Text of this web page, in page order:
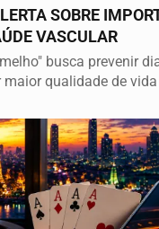
SOBRE
VASCULAR
busca prevenir
maior qualidade de